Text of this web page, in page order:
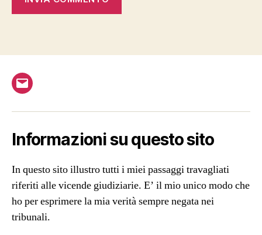
Email
Informazioni su questo sito
In questo sito illustro tutti i miei passaggi travagliati
riferiti alle vicende giudiziarie. E’ il mio unico modo che
ho per esprimere la mia verità sempre negata nei
tribunali.